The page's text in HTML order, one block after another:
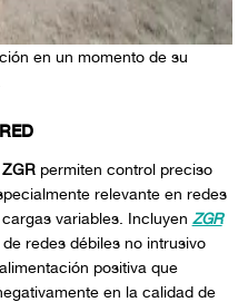
en un momento de su
permiten control preciso
relevante en redes
variables. Incluyen ZGR
redes débiles no intrusivo
positiva que
en la calidad de